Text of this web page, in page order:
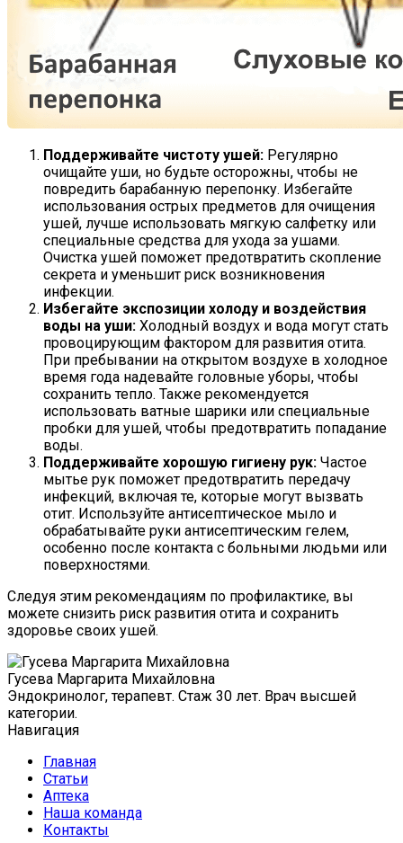
Поддерживайте чистоту ушей: Регулярно
очищайте уши, но будьте осторожны, чтобы не
повредить барабанную перепонку. Избегайте
использования острых предметов для очищения
ушей, лучше использовать мягкую салфетку или
специальные средства для ухода за ушами.
Очистка ушей поможет предотвратить скопление
секрета и уменьшит риск возникновения
инфекции.
Избегайте экспозиции холоду и воздействия
воды на уши: Холодный воздух и вода могут стать
провоцирующим фактором для развития отита.
При пребывании на открытом воздухе в холодное
время года надевайте головные уборы, чтобы
сохранить тепло. Также рекомендуется
использовать ватные шарики или специальные
пробки для ушей, чтобы предотвратить попадание
воды.
Поддерживайте хорошую гигиену рук: Частое
мытье рук поможет предотвратить передачу
инфекций, включая те, которые могут вызвать
отит. Используйте антисептическое мыло и
обрабатывайте руки антисептическим гелем,
особенно после контакта с больными людьми или
поверхностями.
Следуя этим рекомендациям по профилактике, вы
можете снизить риск развития отита и сохранить
здоровье своих ушей.
Гусева Маргарита Михайловна
Эндокринолог, терапевт. Стаж 30 лет. Врач высшей
категории.
Навигация
Главная
Статьи
Аптека
Наша команда
Контакты